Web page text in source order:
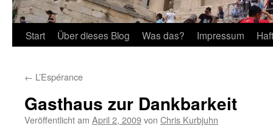
Start Über dieses Blog Was das? Impressum
← L’Espérance
Gasthaus zur Dankbarkeit
Veröffentlicht am April 2, 2009von Chris Kurbjuhn